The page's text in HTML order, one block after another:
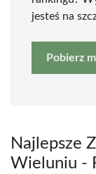
jesteś na
Pobierz
Najlepsze
Wieluniu -